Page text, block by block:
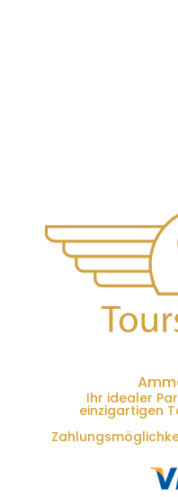
Ihr idealer
einzigartigen